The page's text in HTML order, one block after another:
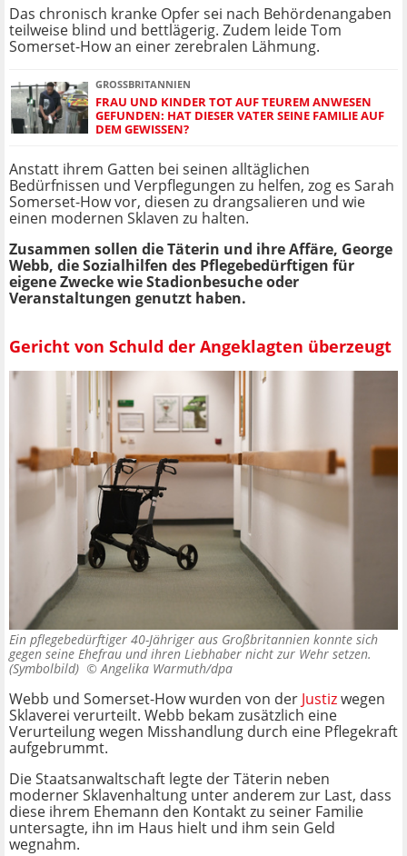
Das chronisch kranke Opfer sei nach Behördenangaben
teilweise blind und bettlägerig. Zudem leide Tom
Somerset-How an einer zerebralen Lähmung.
GROSSBRITANNIEN
FRAU UND KINDER TOT AUF TEUREM ANWESEN
GEFUNDEN: HAT DIESER VATER SEINE FAMILIE AUF
DEM GEWISSEN?
Anstatt ihrem Gatten bei seinen alltäglichen
Bedürfnissen und Verpflegungen zu helfen, zog es Sarah
Somerset-How vor, diesen zu drangsalieren und wie
einen modernen Sklaven zu halten.
Zusammen sollen die Täterin und ihre Affäre, George
Webb, die Sozialhilfen des Pflegebedürftigen für
eigene Zwecke wie Stadionbesuche oder
Veranstaltungen genutzt haben.
Gericht von Schuld der Angeklagten überzeugt
Ein pflegebedürftiger 40-Jähriger aus Großbritannien konnte sich
gegen seine Ehefrau und ihren Liebhaber nicht zur Wehr setzen.
(Symbolbild) ©Angelika Warmuth/dpa
Webb und Somerset-How wurden von der Justizwegen
Sklaverei verurteilt. Webb bekam zusätzlich eine
Verurteilung wegen Misshandlung durch eine Pflegekraft
aufgebrummt.
Die Staatsanwaltschaft legte der Täterin neben
moderner Sklavenhaltung unter anderem zur Last, dass
diese ihrem Ehemann den Kontakt zu seiner Familie
untersagte, ihn im Haus hielt und ihm sein Geld
wegnahm.